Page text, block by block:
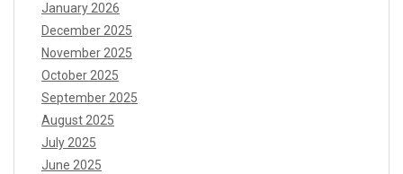
January 2026
December 2025
November 2025
October 2025
September 2025
August 2025
July 2025
June 2025